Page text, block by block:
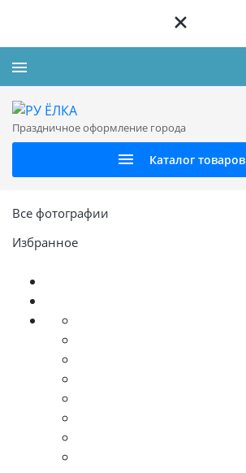
Праздничное оформление города
Каталог товаров
Все фотографии
Избранное